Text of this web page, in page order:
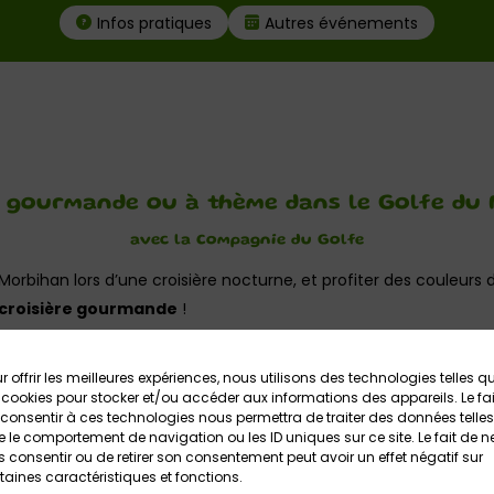
offrir les meilleures expériences, nous utilisons des technologies telles
pour stocker et/ou accéder aux informations des appareils. Le
à ces technologies nous permettra de traiter des données telles
le comportement de navigation ou les ID uniques sur ce site. Le fait de
consentir ou de retirer son consentement peut avoir un effet négatif sur
caractéristiques et fonctions.
Infos pratiques Autres événements
gourmande ou à thème dans le Golfe du
avec la Compagnie du Golfe
lors d’une croisière nocturne, et profiter des couleurs
croisière gourmande !
selon la formule choisie, est proposée par la
soirs du 7 mai jusqu’au 24 septembre 2026, sur réservation.
… un bar est ouvert à bord du bateau, et le capitaine diffuse
famille ou entre amis de ce moment convivial sur l’eau !